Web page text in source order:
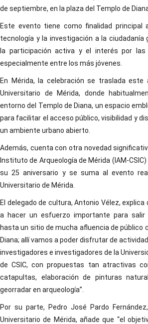
de septiembre, en la plaza del Templo de
Este evento tiene como finalidad principal
tecnología y la investigación a la ciudadanía
la participación activa y el interés por las
especialmente entre los más jóvenes.
En Mérida, la celebración se traslada este
Universitario de Mérida, donde
entorno del Templo de Diana, un espacio
para facilitar el acceso público, visibilidad y
un ambiente urbano abierto.
Además, cuenta con otra novedad
Instituto de Arqueología de Mérida (IAM-
su 25 aniversario y se suma al evento
Universitario de Mérida.
El delegado de cultura, Antonio Vélez, explica
a hacer un esfuerzo importante para salir
hasta un sitio de mucha afluencia de público
Diana; allí vamos a poder disfrutar de
investigadores e investigadores de la
de CSIC, con propuestas tan atractivas
catapultas, elaboración de pinturas
georradar en arqueología”.
Por su parte, Pedro José Pardo
Universitario de Mérida, añade que “el